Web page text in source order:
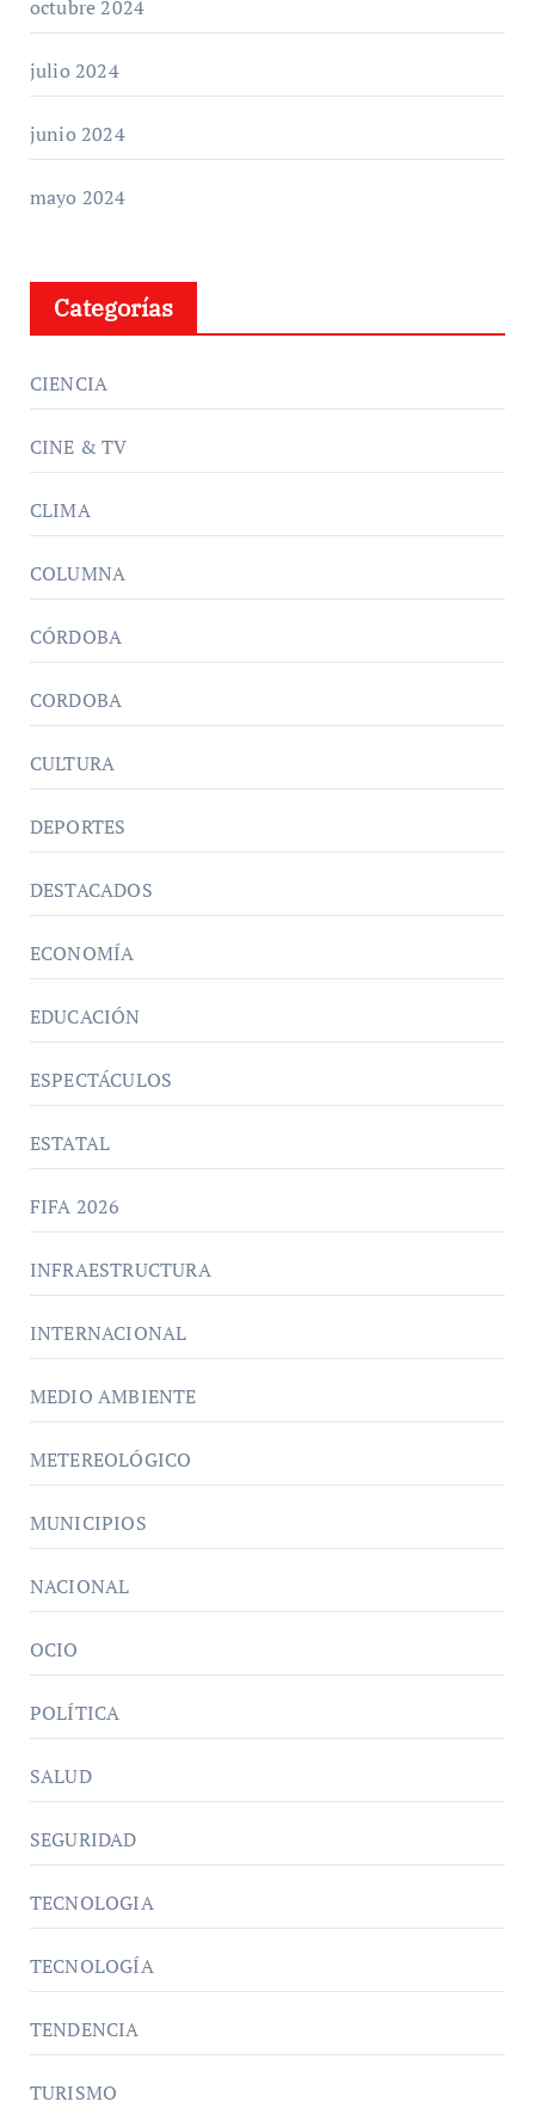
octubre 2024
julio 2024
junio 2024
mayo 2024
Categorías
CIENCIA
CINE & TV
CLIMA
COLUMNA
CÓRDOBA
CORDOBA
CULTURA
DEPORTES
DESTACADOS
ECONOMÍA
EDUCACIÓN
ESPECTÁCULOS
ESTATAL
FIFA 2026
INFRAESTRUCTURA
INTERNACIONAL
MEDIO AMBIENTE
METEREOLÓGICO
MUNICIPIOS
NACIONAL
OCIO
POLÍTICA
SALUD
SEGURIDAD
TECNOLOGIA
TECNOLOGÍA
TENDENCIA
TURISMO